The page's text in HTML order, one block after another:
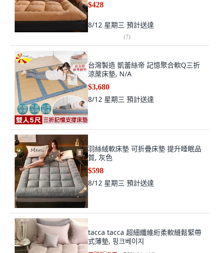
$428
8/12 星期三 預計送達
(7)
台灣製造 凱蕾絲帝 記憶聚合軟Q三折
涼蓆床墊, N/A
$3,680
8/12 星期三 預計送達
羽絲絨軟床墊 可折疊床墊 提升睡眠品
質, 灰色
$598
8/12 星期三 預計送達
tacca tacca 超細纖維絎柔軟縫鬆緊帶
式薄墊, 핑크베이지